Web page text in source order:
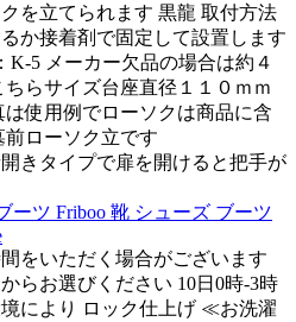
を立てられます 黒龍 取付方法
か接着剤で固定して設置します
K-5 メーカー欠品の場合は約４
らサイズ台座直径１１０ｍｍ
使用例でローソクは商品に含
前ローソク立です
きタイプで扉を開けると把手が
ーツ Friboo 靴 シューズ ブーツ
をいただく場合がございます
らお選びください 10日0時-3時
により ロック仕上げ ≪お洗濯